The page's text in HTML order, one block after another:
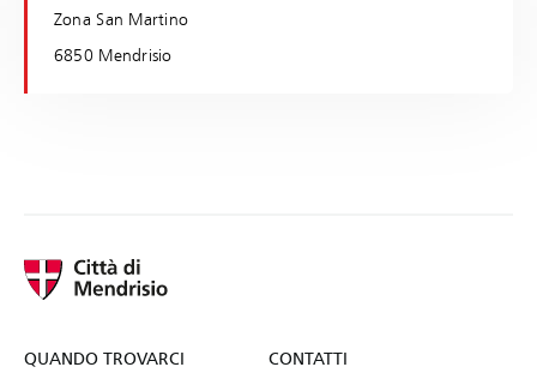
Zona San Martino
6850 Mendrisio
QUANDO TROVARCI CONTATTI